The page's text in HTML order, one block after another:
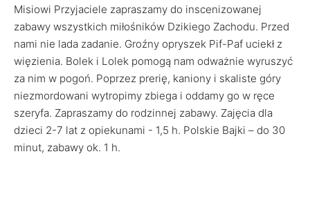
Misiowi Przyjaciele zapraszamy do inscenizowanej
zabawy wszystkich miłośników Dzikiego Zachodu. Przed
nami nie lada zadanie. Groźny opryszek Pif-Paf uciekł z
więzienia. Bolek i Lolek pomogą nam odważnie wyruszyć
za nim w pogoń. Poprzez prerię, kaniony i skaliste góry
niezmordowani wytropimy zbiega i oddamy go w ręce
szeryfa. Zapraszamy do rodzinnej zabawy. Zajęcia dla
dzieci 2-7 lat z opiekunami - 1,5 h. Polskie Bajki – do 30
minut, zabawy ok. 1 h.